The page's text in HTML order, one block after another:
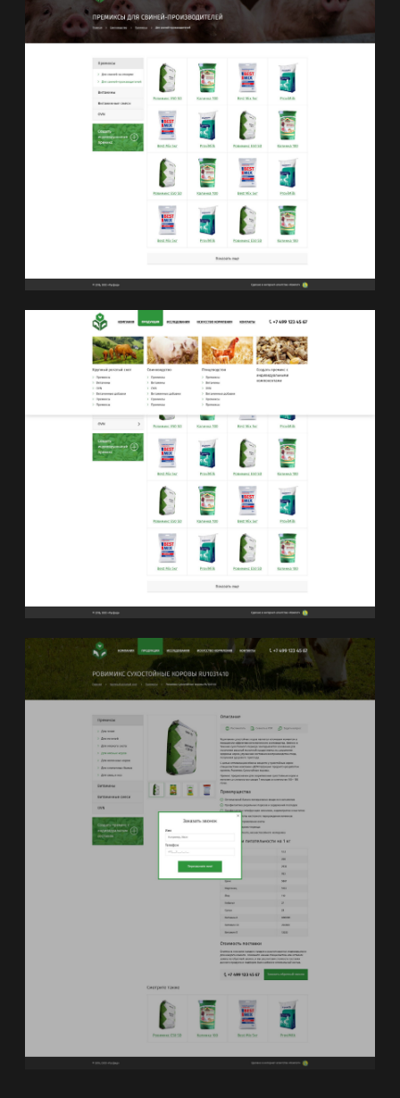
создать добавку по индивидуальному
заказу. Состав премикса Заказчик
может составить самостоятельно.
Для этого ему требуется пройти
несколько шагов:
Выбрать направление, где будет
применяться добавка: крупный
рогатый скот, свиноводство,
птицеводство
Выбрать подкатегорию
направления. Например, крупный
рогатый скот подразделяется на:
телята, нетели, мясной скот,
молочные коровы, племенные
быки, овцы и козы.
Выбрать период использования
премикса. Например, это может
быть ранний или поздний сухостой,
переходный период, лактация.
На основе выбранных параметров
пользователю предлагается
оптимальный состав добавки. Каждый
состав разделен по витаминам
и микроэлементам, содержащимся
в ней. Каждый из микроэлементов,
входящих в состав добавки, имеет
свою концентрацию. Эту
возможность самостоятельно
регулировать.
содержания витаминов в добавке,
несоблюдение которых может
сделать использование премикса
неэффективным, или даже опасным
для жизни. Чтобы предупредить
пользователя о том, что при создании
добавки он выходит
на рекомендуемые границы, ему
высвечивается уведомление
с информацией о том, почему
не следует выходить за данные
После того, как пользователь
составит индивидуальную добавку,
заявку на ее создание или